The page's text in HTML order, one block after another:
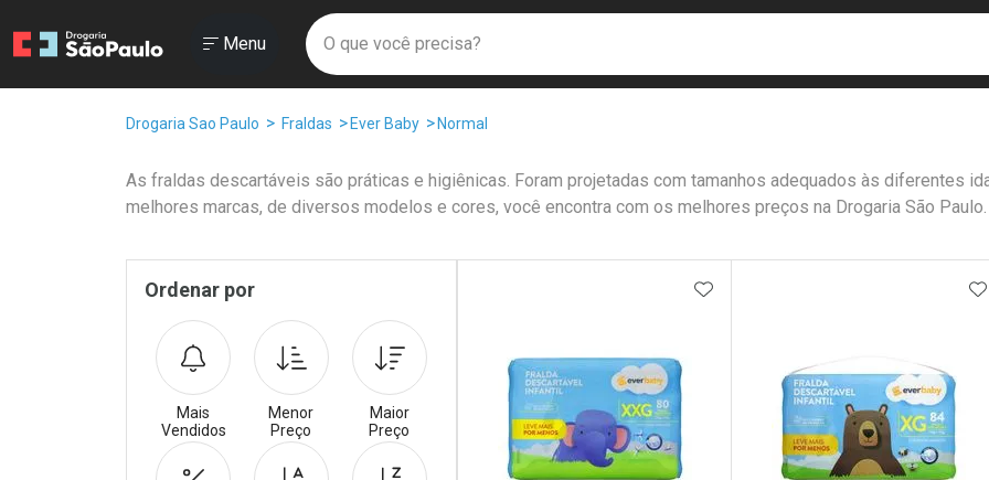
Drogaria São Paulo
Ir direto para a home
pela página
Ir direto para o conteúdo
Ir direto para a ajuda
Ir direto para o carrinho
Ir direto para o menu
Faça a sua busca
O que você precisa?
Menu
Abrir ou Fechar
Menu
Breadcrumb
Drogaria Sao Paulo Fraldas Ever Baby Normal
As fraldas descartáveis são práticas e higiênicas. Foram projetadas com tamanhos adequados às diferentes
melhores marcas, de diversos modelos e cores, você encontra com os melhores preços na Drogaria São Paulo.
Promoções em Destaque ADICIONAR AOS FAVORITOS
Sidebar
Ordenar por
Mais
Vendidos
Menor
Preço
Maior
Preço